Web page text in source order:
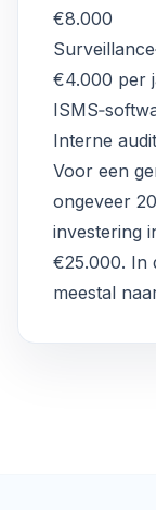
€8.000
€4.000 per
Interne
Voor een
ongeveer
investering
€25.000. In
meestal